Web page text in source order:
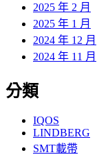
2025 年 2 月
2025 年 1 月
2024 年 12 月
2024 年 11 月
分類
IQOS
LINDBERG
SMT載帶